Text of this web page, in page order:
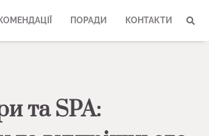
ПОРАДИ КОНТАКТИ
та SPA: